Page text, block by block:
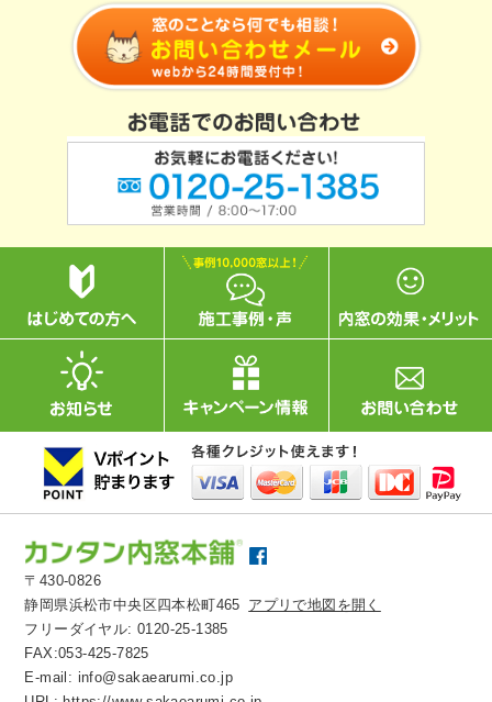
〒430-0826
静岡県浜松市中央区四本松町465 アプリで地図を開く
フリーダイヤル:0120-25-1385
FAX:053-425-7825
E-mail: info@sakaearumi.co.jp